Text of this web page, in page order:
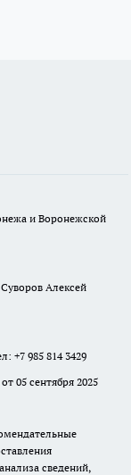
и Воронежской
Алексей
+7 985 814 3429
05 сентября 2025
сведений,